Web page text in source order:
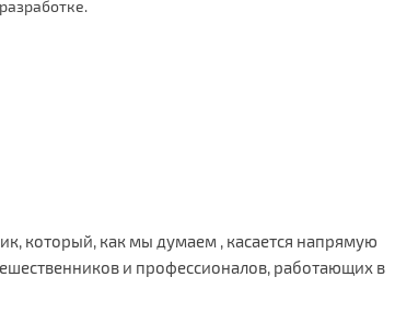
который, как мы думаем , касается напрямую
и профессионалов, работающих в